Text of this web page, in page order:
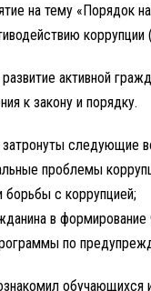
на тему «Порядок
активной
к закону и порядку.
следующие
проблемы
борьбы с коррупцией;
в
по